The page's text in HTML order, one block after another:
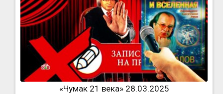
«Чумак 21 века» 28.03.2025